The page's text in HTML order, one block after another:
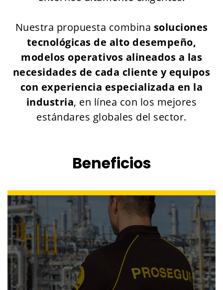
Nuestra propuesta combina soluciones
tecnológicas de alto desempeño,
modelos operativos alineados a las
necesidades de cada cliente y equipos
con experiencia especializada en la
industria, en línea con los mejores
estándares globales del sector.
Beneficios